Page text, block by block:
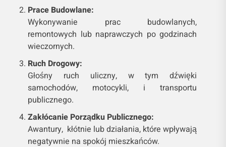
Prace Budowlane:
Wykonywanie prac budowlanych,
remontowych lub naprawczych po godzinach
wieczornych.
Ruch Drogowy:
Głośny ruch uliczny, w tym dźwięki
samochodów, motocykli, i transportu
publicznego.
Zakłócanie Porządku Publicznego:
Awantury, kłótnie lub działania, które wpływają
negatywnie na spokój mieszkańców.